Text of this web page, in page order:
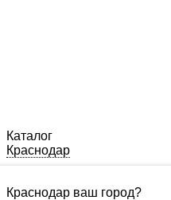
Каталог
Краснодар
Краснодар ваш город?